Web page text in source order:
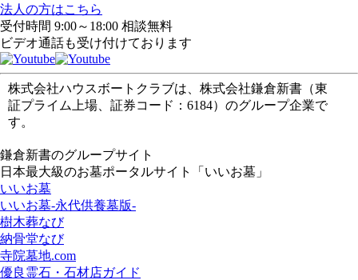
法人の方はこちら
受付時間 9:00～18:00 相談無料
ビデオ通話も受け付けております
株式会社ハウスボートクラブは、株式会社鎌倉新書（東
証プライム上場、証券コード：6184）のグループ企業で
す。
鎌倉新書のグループサイト
日本最大級のお墓ポータルサイト「いいお墓」
いいお墓
いいお墓-永代供養墓版-
樹木葬なび
納骨堂なび
寺院墓地.com
優良霊石・石材店ガイド